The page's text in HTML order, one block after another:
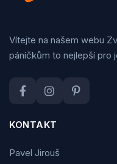
Vítejte na našem webu
páníčkům to nejlepší pro
KONTAKT
Pavel Jirouš